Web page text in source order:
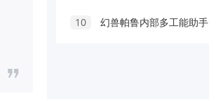
10 幻兽帕鲁内部多工能助